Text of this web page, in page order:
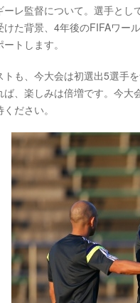
ーレ監督について。選手と
けた背景、4年後のFIFAワー
トします。
トも、今大会は初選出5選手
ば、楽しみは倍増です。今大
ださい。